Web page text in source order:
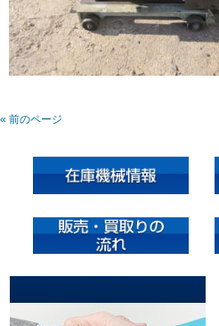
« 前のページ